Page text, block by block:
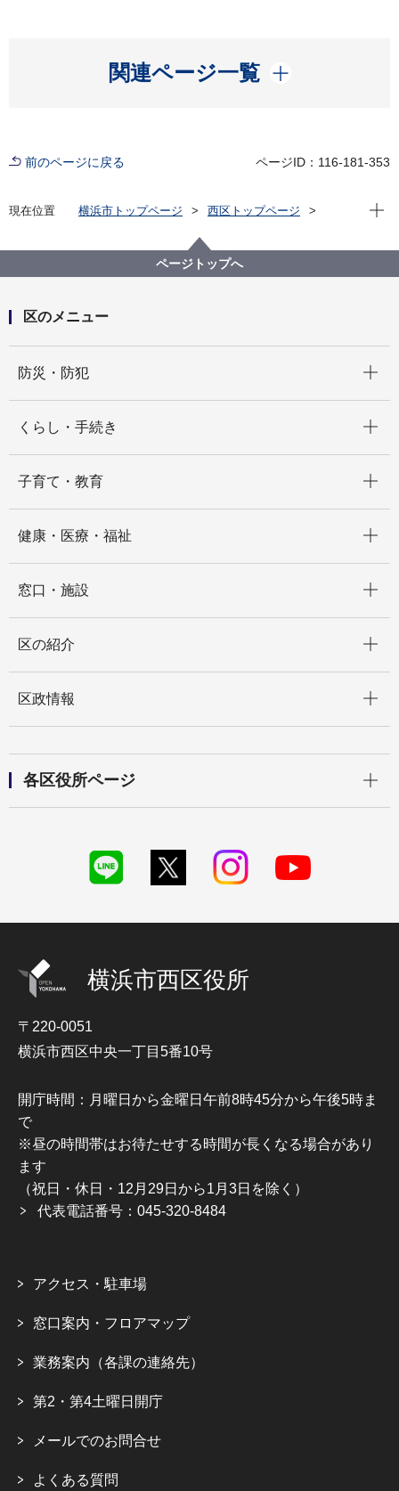
関連ページ一覧
開く
前のページに戻る ページID：116-181-353
現在位置 横浜市トップページ
西区トップページ
横浜市西スポーツセンター指定管理者の公募(令和８年
現在
ページトップへ
区のメニュー
防災・防犯
くらし・手続き
子育て・教育
健康・医療・福祉
窓口・施設
区の紹介
区政情報
各区役所ページ
横浜市西区役所
〒220-0051
横浜市西区中央一丁目5番10号
開庁時間：月曜日から金曜日午前8時45分から午後5時ま
で
※昼の時間帯はお待たせする時間が長くなる場合があり
ます
（祝日・休日・12月29日から1月3日を除く）
代表電話番号：045-320-8484
アクセス・駐車場
窓口案内・フロアマップ
業務案内（各課の連絡先）
第2・第4土曜日開庁
メールでのお問合せ
よくある質問